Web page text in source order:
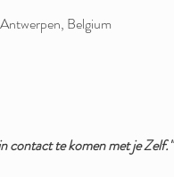
Belgium
contact te komen met je Zelf."